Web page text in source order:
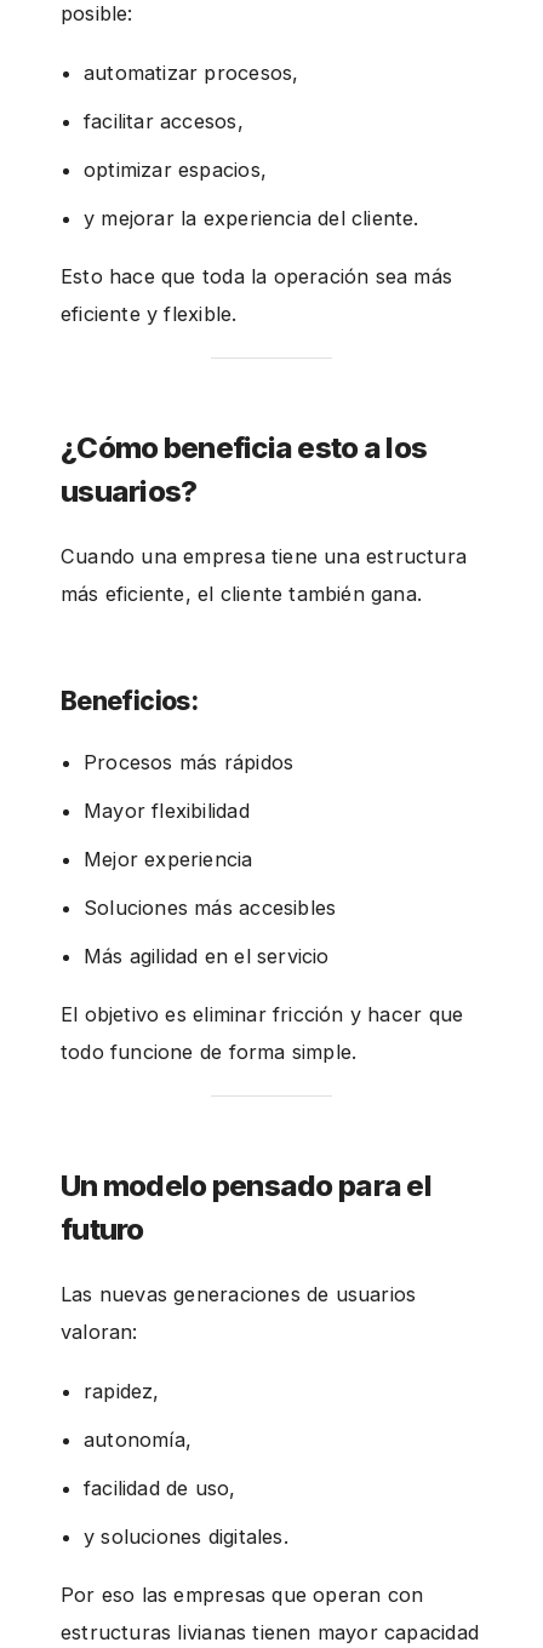
posible:
automatizar procesos,
facilitar accesos,
optimizar espacios,
y mejorar la experiencia del cliente.
Esto hace que toda la operación sea más
eficiente y flexible.
¿Cómo beneficia esto a los
usuarios?
Cuando una empresa tiene una estructura
más eficiente, el cliente también gana.
Beneficios:
Procesos más rápidos
Mayor flexibilidad
Mejor experiencia
Soluciones más accesibles
Más agilidad en el servicio
El objetivo es eliminar fricción y hacer que
todo funcione de forma simple.
Un modelo pensado para el
futuro
Las nuevas generaciones de usuarios
valoran:
rapidez,
autonomía,
facilidad de uso,
y soluciones digitales.
Por eso las empresas que operan con
estructuras livianas tienen mayor capacidad